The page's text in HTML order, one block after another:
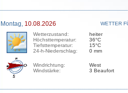
Montag, 10.08.2026
WETTER
Wetterzustand:
Höchsttemperatur:
Tiefsttemperatur:
24-h-Niederschlag:
heiter
36°C
15°C
0 mm
Windrichtung:
Windstärke:
West
3 Beaufort